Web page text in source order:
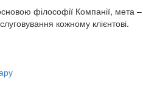
філософії Компанії, мета –
кожному клієнтові.